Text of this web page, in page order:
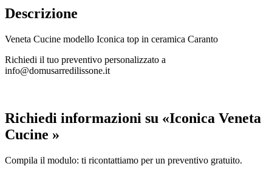
Descrizione
Veneta Cucine modello Iconica top in ceramica Caranto
Richiedi il tuo preventivo personalizzato a
info@domusarredilissone.it
Richiedi informazioni su «Iconica Veneta
Cucine »
Compila il modulo: ti ricontattiamo per un preventivo gratuito.